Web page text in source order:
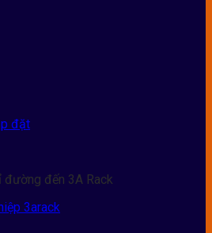
đặt
đường đến 3A Rack